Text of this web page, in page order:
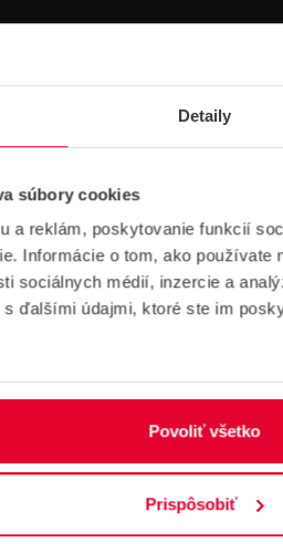
Detaily
súbory cookies
a reklám, poskytovanie funkcií
Informácie o tom, ako používate
sociálnych médií, inzercie a
ďalšími údajmi, ktoré ste im
Povoliť všetko
Prispôsobiť
0029 4205 9929
III,